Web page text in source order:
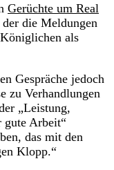
Gerüchte um Real
der die Meldungen
als
Gespräche jedoch
zu Verhandlungen
„Leistung,
gute Arbeit“
das mit den
Klopp.“